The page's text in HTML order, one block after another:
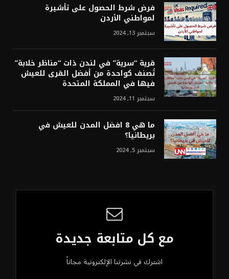
فرض شرط الحصول على تأشيرة
لمواطني الأردن
سبتمبر 13, 2024
قرية “سرية” في لندن ذات “مناظر خلابة”
تُصنف كواحدة من أفضل القرى للعيش
فيها في المملكة المتحدة
سبتمبر 11, 2024
ما هي 8 افضل المدن للعيش في
بريطانيا؟
سبتمبر 5, 2024
مع كل متابعة جديدة
اشترك في نشرتنا الإلكترونية مجاناً